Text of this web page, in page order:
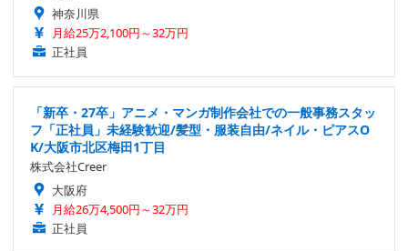
神奈川県
月給25万2,100円～32万円
正社員
「新卒・27卒」アニメ・マンガ制作会社での一般事務スタッ
フ「正社員」未経験歓迎/髪型・服装自由/ネイル・ピアスO
K/大阪市北区梅田1丁目
株式会社Creer
大阪府
月給26万4,500円～32万円
正社員